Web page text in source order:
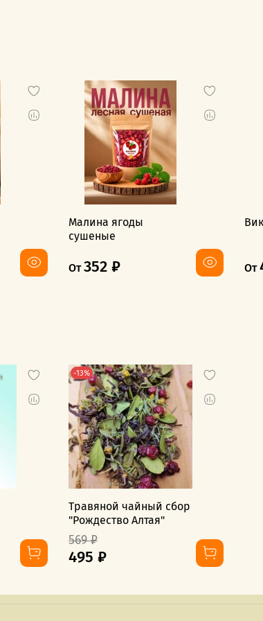
Малина ягоды
сушеные
От 352 ₽ От
-13%
Травяной чайный сбор
"Рождество Алтая"
569 ₽
495 ₽